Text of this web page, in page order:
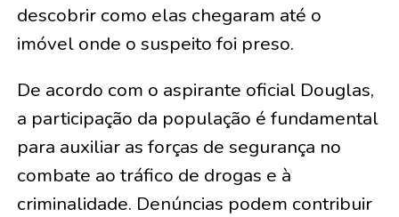
descobrir como elas chegaram até o
imóvel onde o suspeito foi preso.
De acordo com o aspirante oficial Douglas,
a participação da população é fundamental
para auxiliar as forças de segurança no
combate ao tráfico de drogas e à
criminalidade. Denúncias podem contribuir